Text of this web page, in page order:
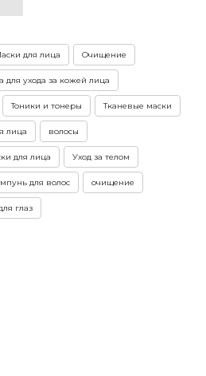
для лица Очищение
для ухода за кожей лица
Тоники и тонеры Тканевые маски
лица волосы
для лица Уход за телом
для волос очищение
глаз